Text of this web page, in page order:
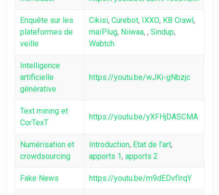
Enquête sur les
plateformes de
veille
Cikisi, Curebot, IXXO, KB Crawl,
maïPlug, Niiwaa, , Sindup,
Wabtch
Intelligence
artificielle
générative
https://youtu.be/wJKi-gNbzjc
Text mining et
CorTexT
https://youtu.be/yXFHjDASCMA
Numérisation et
crowdsourcing
Introduction, Etat de l’art,
apports 1, apports 2
Fake News https://youtu.be/m9dEDvfIrqY